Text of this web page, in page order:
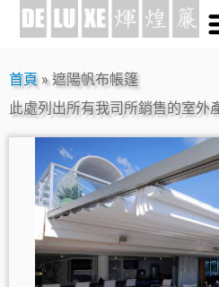
首頁 » 遮陽帆布帳篷
此處列出所有我司所銷售的室外